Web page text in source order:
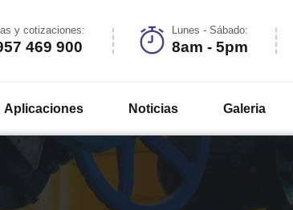
y cotizaciones:
469 900
Lunes - Sábado:
8am - 5pm
Aplicaciones Noticias Galeria